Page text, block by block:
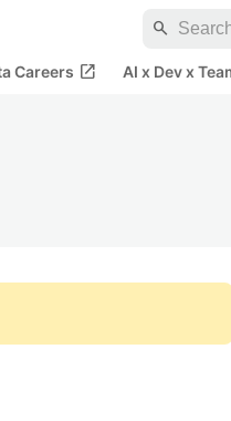
search
Careers open_in_new AI x Dev x